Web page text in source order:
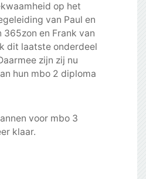
op het
van Paul en
365zon en Frank van
dit laatste onderdeel
zijn zij nu
hun mbo 2 diploma
voor mbo 3
klaar.